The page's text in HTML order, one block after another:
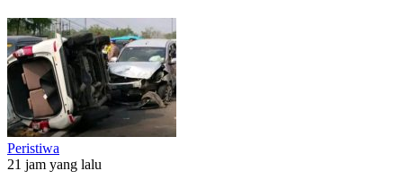
Peristiwa
21 jam yang lalu